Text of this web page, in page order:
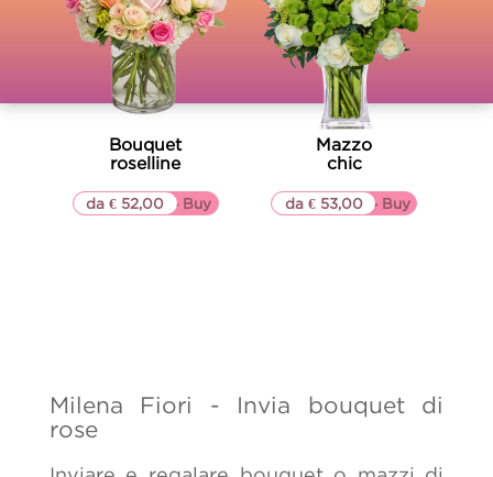
Bouquet
roselline
▷▷ Buy
da € 52,00
Mazzo
chic
▷▷ Buy
da € 53,00
Milena Fiori - Invia bouquet di
rose